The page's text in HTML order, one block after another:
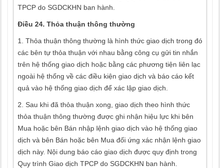
TPCP do SGDCKHN ban hành.
Điều 24. Thỏa thuận thông thường
1. Thỏa thuận thông thường là hình thức giao dịch trong đó
các bên tự thỏa thuận với nhau bằng công cụ gửi tin nhắn
trên hệ thống giao dịch hoặc bằng các phương tiện liên lạc
ngoài hệ thống về các điều kiện giao dịch và báo cáo kết
quả vào hệ thống giao dịch để xác lập giao dịch.
2. Sau khi đã thỏa thuận xong, giao dịch theo hình thức
thỏa thuận thông thường được ghi nhận hiệu lực khi bên
Mua hoặc bên Bán nhập lệnh giao dịch vào hệ thống giao
dịch và bên Bán hoặc bên Mua đối ứng xác nhận lệnh giao
dịch này. Nội dung báo cáo giao dịch được quy định trong
Quy trình Giao dịch TPCP do SGDCKHN ban hành.